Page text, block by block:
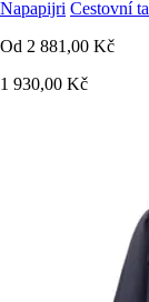
Napapijri Cestovní
Od 2 881,00 Kč
1 930,00 Kč